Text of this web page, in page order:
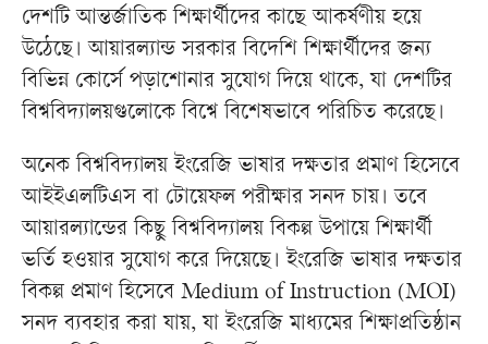
দেশটি আন্তর্জাতিক শিক্ষার্থীদের কাছে আকর্ষণীয় হয়ে
উঠেছে। আয়ারল্যান্ড সরকার বিদেশি শিক্ষার্থীদের জন্য
বিভিন্ন কোর্সে পড়াশোনার সুযোগ দিয়ে থাকে, যা দেশটির
বিশ্ববিদ্যালয়গুলোকে বিশ্বে বিশেষভাবে পরিচিত করেছে।
অনেক বিশ্ববিদ্যালয় ইংরেজি ভাষার দক্ষতার প্রমাণ হিসেবে
আইইএলটিএস বা টোয়েফল পরীক্ষার সনদ চায়। তবে
আয়ারল্যান্ডের কিছু বিশ্ববিদ্যালয় বিকল্প উপায়ে শিক্ষার্থী
ভর্তি হওয়ার সুযোগ করে দিয়েছে। ইংরেজি ভাষার দক্ষতার
বিকল্প প্রমাণ হিসেবে Medium of Instruction (MOI)
সনদ ব্যবহার করা যায়, যা ইংরেজি মাধ্যমের শিক্ষাপ্রতিষ্ঠান